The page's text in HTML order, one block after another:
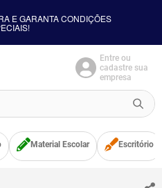
E GARANTA CONDIÇÕES
Entre ou
cadastre sua
empresa
Material Escolar Escritório
TERMOS MAIS BUSCADOS
1º